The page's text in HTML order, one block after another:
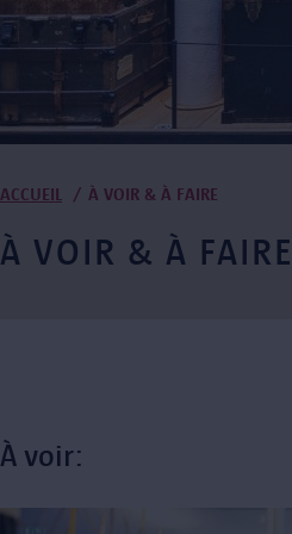
Fil
ACCUEIL À VOIR & À FAIRE
À VOIR & À
À voir: